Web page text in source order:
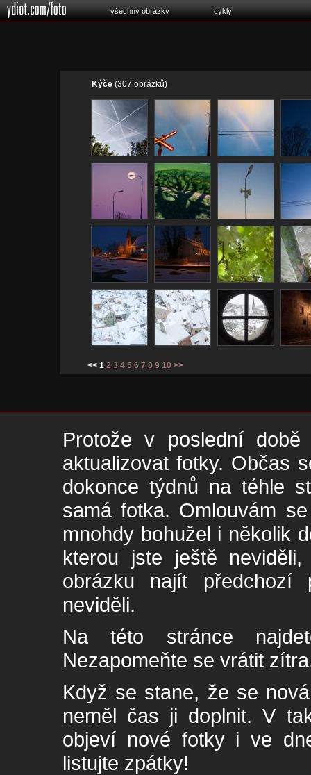
všechny obrázky cykly
Kýče (307 obrázků)
<< 1 2 3 4 5 6 7 8 9 10 >>
Protože v poslední
aktualizovat fotky. Občas
dokonce týdnů na téhle
samá fotka. Omlouvám
mnohdy bohužel i několik
kterou jste ještě
obrázku najít
neviděli.
Na této stránce
Nezapomeňte se vrátit
Když se stane, že se
neměl čas ji doplnit. V
objeví nové fotky i ve
listujte zpátky!